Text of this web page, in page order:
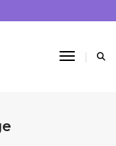
Toggle